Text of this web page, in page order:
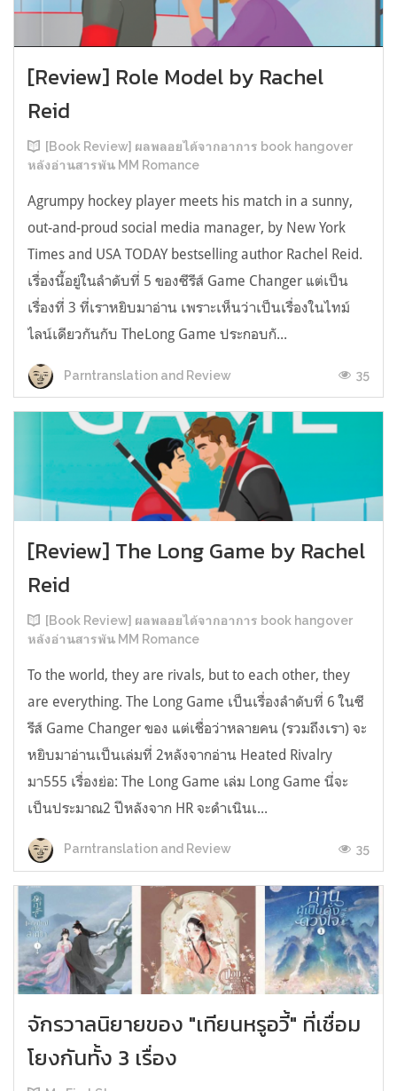
[Review] Role Model by Rachel
Reid
[Book Review] ผลพลอยได้จากอาการ book hangover
หลังอ่านสารพัน MM Romance
Agrumpy hockey player meets his match in a sunny,
out-and-proud social media manager, by New York
Times and USA TODAY bestselling author Rachel Reid.
เรื่องนี้อยู่ในลำดับที่ 5 ของซีรีส์ Game Changer แต่เป็น
เรื่องที่ 3 ที่เราหยิบมาอ่าน เพราะเห็นว่าเป็นเรื่องในไทม์
ไลน์เดียวกันกับ TheLong Game ประกอบกั...
Parntranslation and Review 35
[Review] The Long Game by Rachel
Reid
[Book Review] ผลพลอยได้จากอาการ book hangover
หลังอ่านสารพัน MM Romance
To the world, they are rivals, but to each other, they
are everything. The Long Game เป็นเรื่องลำดับที่ 6 ในซี
รีส์ Game Changer ของ แต่เชื่อว่าหลายคน (รวมถึงเรา) จะ
หยิบมาอ่านเป็นเล่มที่ 2หลังจากอ่าน Heated Rivalry
มา555 เรื่องย่อ: The Long Game เล่ม Long Game นี่จะ
เป็นประมาณ2 ปีหลังจาก HR จะดำเนินเ...
Parntranslation and Review 35
จักรวาลนิยายของ "เทียนหรูอวี้" ที่เชื่อม
โยงกันทั้ง 3 เรื่อง